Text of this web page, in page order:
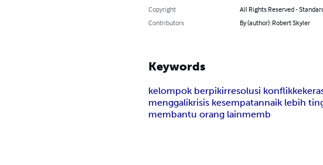
Copyright
All Rights Reserved -
Contributors
By (author): Robert Skyler
Keywords
kelompok berpikirresolusi konflik
menggalikrisis kesempatannaik lebih
membantu orang lainmemb